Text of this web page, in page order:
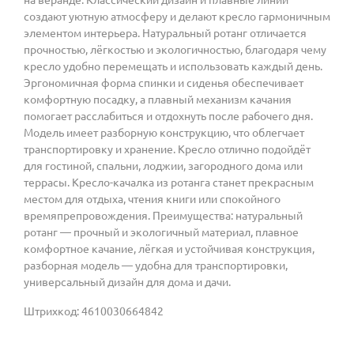
создают уютную атмосферу и делают кресло гармоничным
элементом интерьера. Натуральный ротанг отличается
прочностью, лёгкостью и экологичностью, благодаря чему
кресло удобно перемещать и использовать каждый день.
Эргономичная форма спинки и сиденья обеспечивает
комфортную посадку, а плавный механизм качания
помогает расслабиться и отдохнуть после рабочего дня.
Модель имеет разборную конструкцию, что облегчает
транспортировку и хранение. Кресло отлично подойдёт
для гостиной, спальни, лоджии, загородного дома или
террасы. Кресло-качалка из ротанга станет прекрасным
местом для отдыха, чтения книги или спокойного
времяпрепровождения. Преимущества: натуральный
ротанг — прочный и экологичный материал, плавное
комфортное качание, лёгкая и устойчивая конструкция,
разборная модель — удобна для транспортировки,
универсальный дизайн для дома и дачи.
Штрихкод: 4610030664842